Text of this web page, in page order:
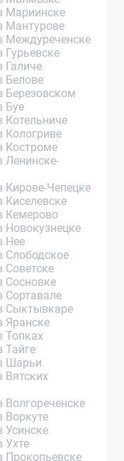
Мариинске
Мантурове
Междуреченске
Гурьевске
Галиче
Белове
Березовском
Буе
Котельниче
Кологриве
Костроме
Ленинске-
Кирове-Чепецке
Киселевске
Кемерово
Новокузнецке
Нее
Слободское
Советске
Сосновке
Сортавале
Сыктывкаре
Яранске
Топках
Тайге
Шарьи
Вятских
Волгореченске
Воркуте
Усинске
Ухте
Прокопьевске